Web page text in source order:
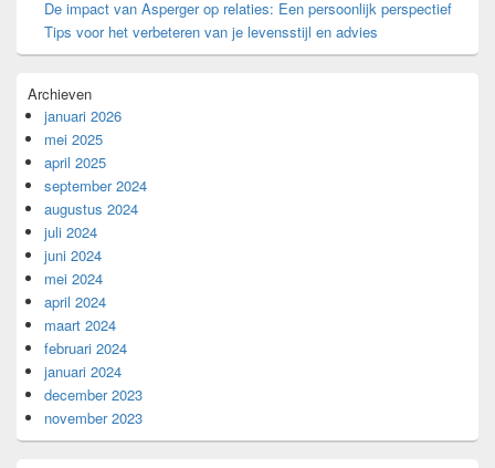
De impact van Asperger op relaties: Een persoonlijk perspectief
Tips voor het verbeteren van je levensstijl en advies
Archieven
januari 2026
mei 2025
april 2025
september 2024
augustus 2024
juli 2024
juni 2024
mei 2024
april 2024
maart 2024
februari 2024
januari 2024
december 2023
november 2023